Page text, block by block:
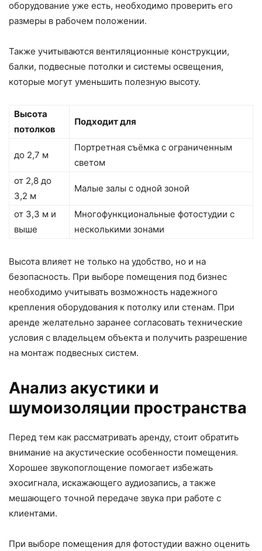
оборудование уже есть, необходимо проверить его
размеры в рабочем положении.
Также учитываются вентиляционные конструкции,
балки, подвесные потолки и системы освещения,
которые могут уменьшить полезную высоту.
Высота
потолков
Подходит для
до 2,7 м
Портретная съёмка с ограниченным
светом
от 2,8 до
3,2 м
Малые залы с одной зоной
от 3,3 м и
выше
Многофункциональные фотостудии с
несколькими зонами
Высота влияет не только на удобство, но и на
безопасность. При выборе помещения под бизнес
необходимо учитывать возможность надежного
крепления оборудования к потолку или стенам. При
аренде желательно заранее согласовать технические
условия с владельцем объекта и получить разрешение
на монтаж подвесных систем.
Анализ акустики и
шумоизоляции пространства
Перед тем как рассматривать аренду, стоит обратить
внимание на акустические особенности помещения.
Хорошее звукопоглощение помогает избежать
эхосигнала, искажающего аудиозапись, а также
мешающего точной передаче звука при работе с
клиентами.
При выборе помещения для фотостудии важно оценить